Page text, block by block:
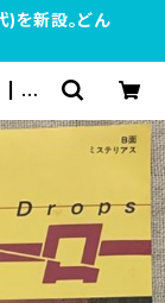
新設。どん
| so